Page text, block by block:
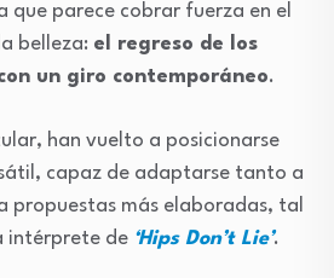
que parece cobrar fuerza en el
belleza: el regreso de los
un giro contemporáneo.
han vuelto a posicionarse
capaz de adaptarse tanto a
propuestas más elaboradas, tal
intérprete de ‘Hips Don’t Lie’.